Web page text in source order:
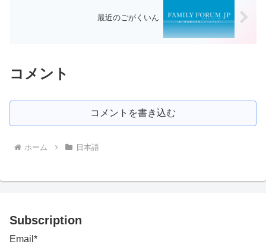
最近のごがくいん
コメント
コメントを書き込む
ホーム 日本語
Subscription
Email*